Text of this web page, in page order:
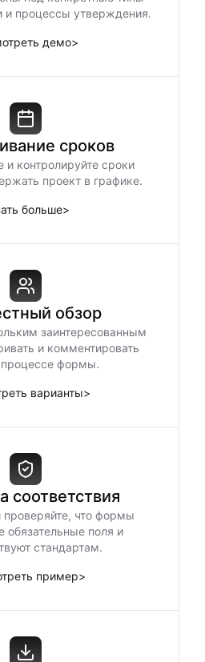
и процессы утверждения.
демо>
сроков
и контролируйте сроки
проект в графике.
больше>
обзор
заинтересованным
и комментировать
формы.
варианты>
соответствия
проверяйте, что формы
обязательные поля и
стандартам.
пример>